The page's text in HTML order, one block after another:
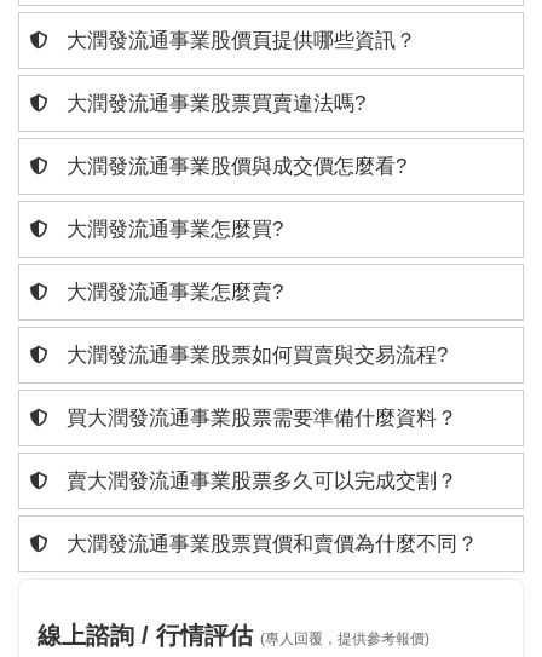
大潤發流通事業股價頁提供哪些資訊？
大潤發流通事業股票買賣違法嗎?
大潤發流通事業股價與成交價怎麼看?
大潤發流通事業怎麼買?
大潤發流通事業怎麼賣?
大潤發流通事業股票如何買賣與交易流程?
買大潤發流通事業股票需要準備什麼資料？
賣大潤發流通事業股票多久可以完成交割？
大潤發流通事業股票買價和賣價為什麼不同？
線上諮詢 / 行情評估 (專人回覆，提供參考報價)